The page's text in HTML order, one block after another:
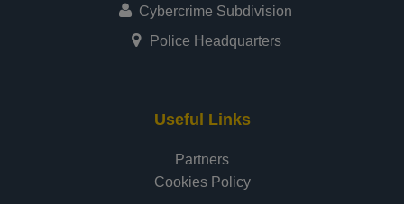
Cybercrime Subdivision
Police Headquarters
Useful Links
Partners
Cookies Policy